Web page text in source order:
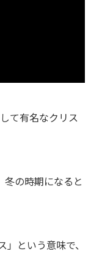
て有名なクリス
冬の時期になると
という意味で、